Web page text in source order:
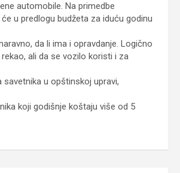
automobile. Na primedbe
u predlogu budžeta za iduću godinu
da li ima i opravdanje. Logično
ali da se vozilo koristi i za
u opštinskoj upravi,
koji godišnje koštaju više od 5